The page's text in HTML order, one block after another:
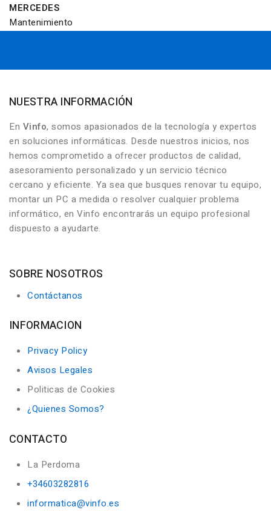
MERCEDES
Mantenimiento
NUESTRA INFORMACIÓN
En Vinfo, somos apasionados de la tecnología y expertos
en soluciones informáticas. Desde nuestros inicios, nos
hemos comprometido a ofrecer productos de calidad,
asesoramiento personalizado y un servicio técnico
cercano y eficiente. Ya sea que busques renovar tu equipo,
montar un PC a medida o resolver cualquier problema
informático, en Vinfo encontrarás un equipo profesional
dispuesto a ayudarte.
SOBRE NOSOTROS
Contáctanos
INFORMACION
Privacy Policy
Avisos Legales
Politicas de Cookies
¿Quienes Somos?
CONTACTO
La Perdoma
+34603282816
informatica@vinfo.es